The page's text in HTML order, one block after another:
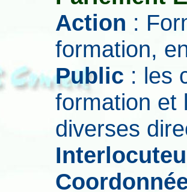
Action :
formation,
Public : les
formation et
diverses